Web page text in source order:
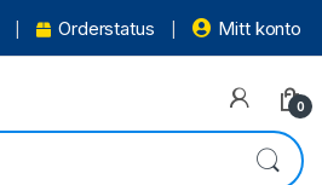
Orderstatus Mitt konto
0